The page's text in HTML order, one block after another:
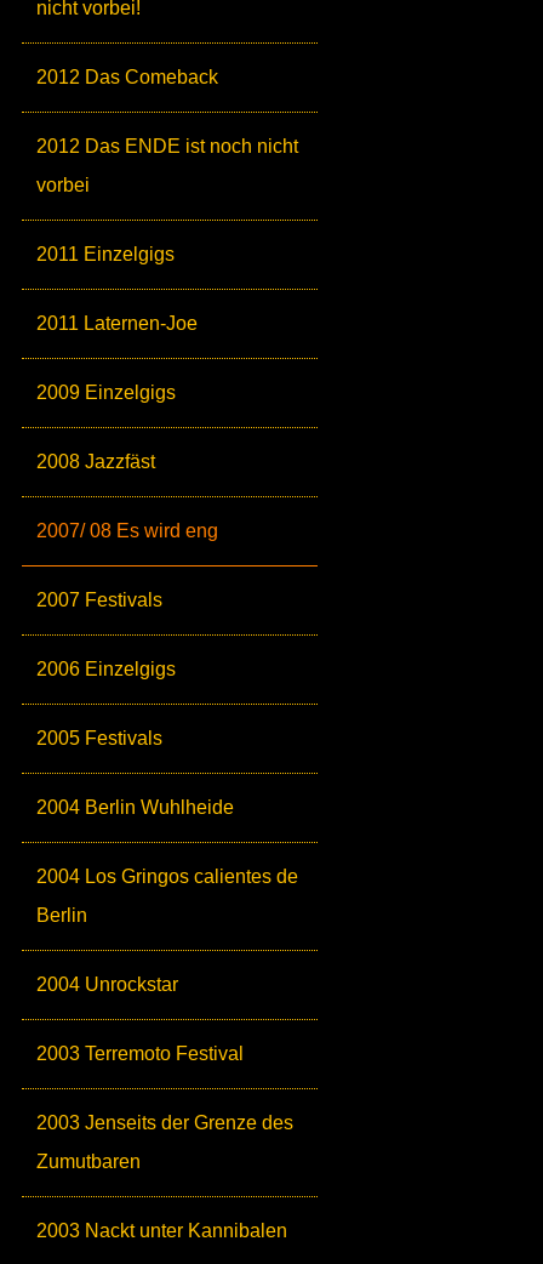
nicht vorbei!
2012 Das Comeback
2012 Das ENDE ist noch nicht
vorbei
2011 Einzelgigs
2011 Laternen-Joe
2009 Einzelgigs
2008 Jazzfäst
2007/ 08 Es wird eng
2007 Festivals
2006 Einzelgigs
2005 Festivals
2004 Berlin Wuhlheide
2004 Los Gringos calientes de
Berlin
2004 Unrockstar
2003 Terremoto Festival
2003 Jenseits der Grenze des
Zumutbaren
2003 Nackt unter Kannibalen